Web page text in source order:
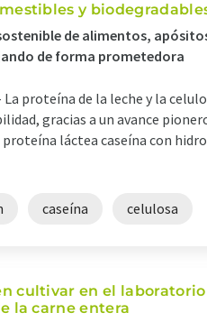
y
de alimentos,
de forma prometedora
La proteína de la leche y la
gracias a un avance
láctea caseína con
caseína celulosa
cultivar en el
la carne entera